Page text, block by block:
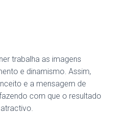
trabalha as imagens
e dinamismo. Assim,
e a mensagem de
com que o resultado